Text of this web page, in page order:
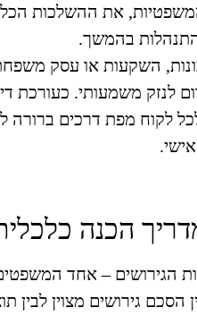
את ההשלכות
בהמשך.
השקעות או עסק
לנזק משמעותי.
לכל לקוח מפת דרכים
מדריך הכנה
הגירושים –אחד המשפטים
גירושים מצוין לבין